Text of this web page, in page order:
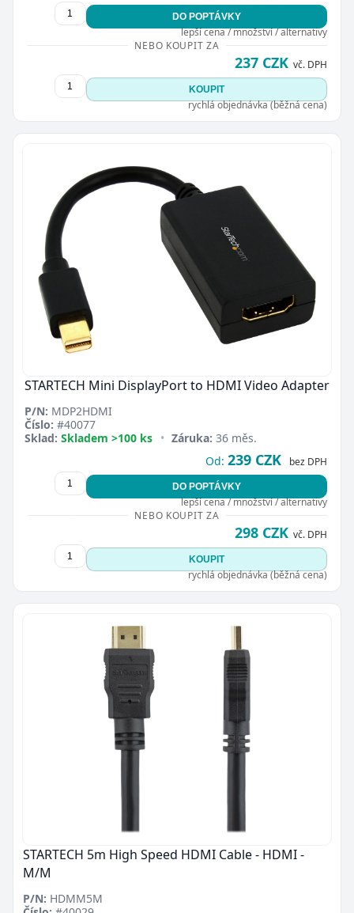
DO POPTÁVKY
lepší cena / množství / alternativy
NEBO KOUPIT ZA
237 CZK vč. DPH
KOUPIT
rychlá objednávka (běžná cena)
STARTECH Mini DisplayPort to HDMI Video Adapter
P/N: MDP2HDMI
Číslo: #40077
Sklad: Skladem >100 ks • Záruka: 36 měs.
Od: 239 CZK bez DPH
DO POPTÁVKY
lepší cena / množství / alternativy
NEBO KOUPIT ZA
298 CZK vč. DPH
KOUPIT
rychlá objednávka (běžná cena)
STARTECH 5m High Speed HDMI Cable - HDMI -
M/M
P/N: HDMM5M